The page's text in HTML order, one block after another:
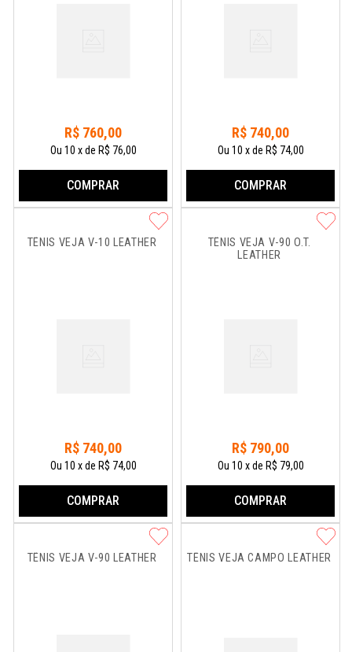
R$ 760,00
Ou 10 xde R$ 76,00
COMPRAR
R$ 740,00
Ou 10 xde R$ 74,00
COMPRAR
TÊNIS VEJA V-10 LEATHER
R$ 740,00
Ou 10 xde R$ 74,00
COMPRAR
TÊNIS VEJA V-90 O.T.
LEATHER
R$ 790,00
Ou 10 xde R$ 79,00
COMPRAR
TÊNIS VEJA V-90 LEATHER TÊNIS VEJA CAMPO LEATHER